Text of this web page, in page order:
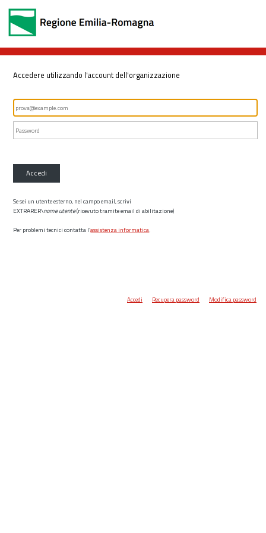
Accedere utilizzando l'account dell'organizzazione
Accedi
Se sei un utente esterno, nel campo email, scrivi
EXTRARER\nome utente(ricevuto tramite email di abilitazione)
Per problemi tecnici contatta l’assistenza informatica.
Accedi Recupera password Modifica password